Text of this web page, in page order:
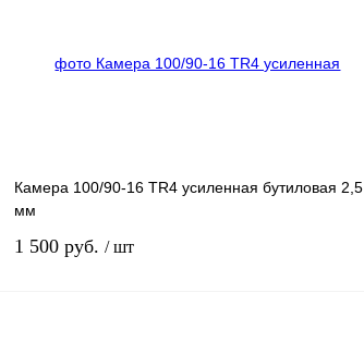
наличии
Камера 100/90-16 TR4 усиленная бутиловая 2,5
мм
1 500 руб. / шт